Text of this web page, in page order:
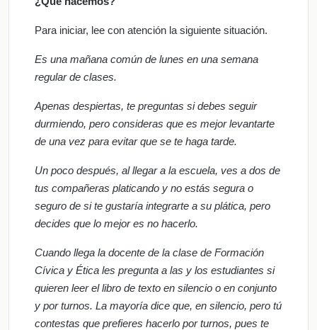
Para iniciar, lee con atención la siguiente situación.
Es una mañana común de lunes en una semana
regular de clases.
Apenas despiertas, te preguntas si debes seguir
durmiendo, pero consideras que es mejor levantarte
de una vez para evitar que se te haga tarde.
Un poco después, al llegar a la escuela, ves a dos de
tus compañeras platicando y no estás segura o
seguro de si te gustaría integrarte a su plática, pero
decides que lo mejor es no hacerlo.
Cuando llega la docente de la clase de Formación
Cívica y Ética les pregunta a las y los estudiantes si
quieren leer el libro de texto en silencio o en conjunto
y por turnos. La mayoría dice que, en silencio, pero tú
contestas que prefieres hacerlo por turnos, pues te